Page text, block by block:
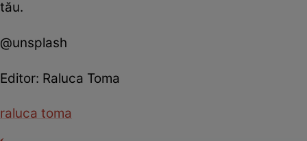
tău.
@unsplash
Editor: Raluca Toma
raluca toma